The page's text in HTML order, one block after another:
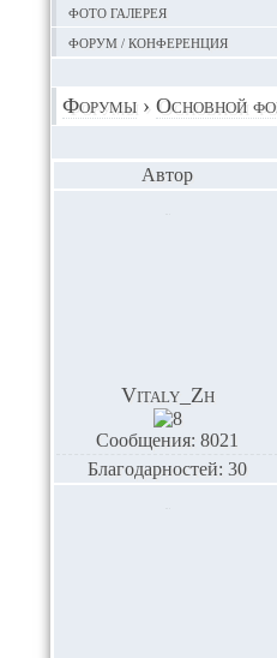
Фото галерея
Форум / конференция
Форумы › Основной
Автор
Vitaly_Zh
Сообщения: 8021
Благодарностей: 30